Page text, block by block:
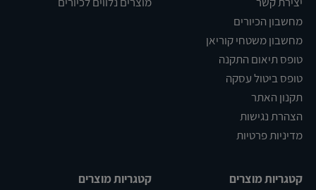
מחשבון הכיורים
מחשבון משטחי קוריאן
טופס תיאום התקנה
טופס ביטול עסקה
תקנון האתר
הצהרת נגישות
מדיניות פרטיות
קטגריות מוצרים
קטגריות מוצרים